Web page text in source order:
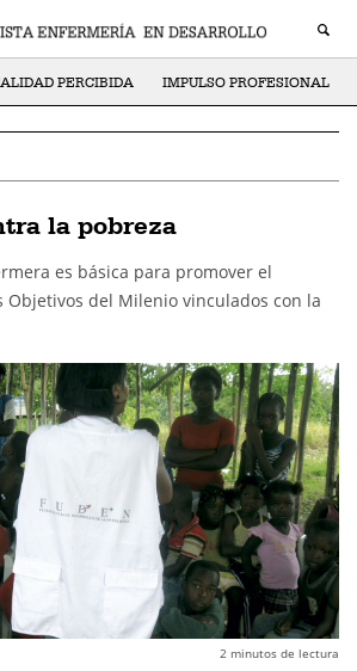
PERCIBIDA IMPULSO PROFESIONAL
la pobreza
es básica para promover el
del Milenio vinculados con la
2 minutos de lectura